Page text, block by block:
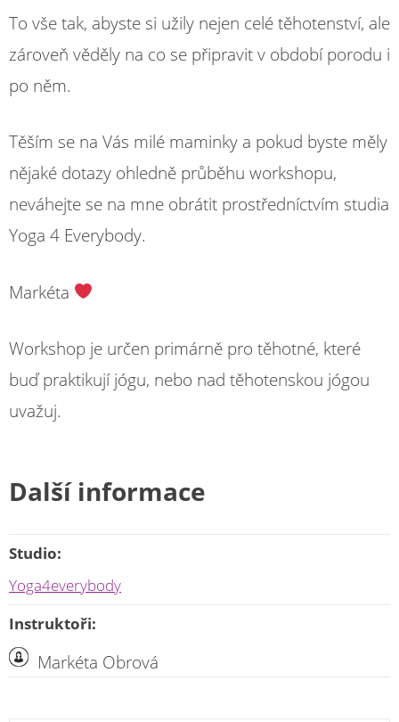
To vše tak, abyste si užily nejen celé těhotenství, ale
zároveň věděly na co se připravit v období porodu i
po něm.
Těším se na Vás milé maminky a pokud byste měly
nějaké dotazy ohledně průběhu workshopu,
neváhejte se na mne obrátit prostředníctvím studia
Yoga 4 Everybody.
Markéta
Workshop je určen primárně pro těhotné, které
buď praktikují jógu, nebo nad těhotenskou jógou
uvažuj.
Další informace
Studio:
Yoga4everybody
Instruktoři:
Markéta Obrová